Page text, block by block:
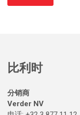
比利时
分销商
Verder NV